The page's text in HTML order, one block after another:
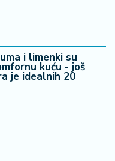
i limenki su
kuću - još
je idealnih 20